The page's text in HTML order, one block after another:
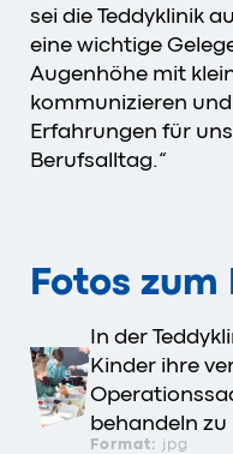
sei die Teddyklinik
eine wichtige
Augenhöhe mit
kommunizieren
Erfahrungen für
Berufsalltag.“
Fotos
In der
Kinder ihre
behandeln zu
Format: jpg